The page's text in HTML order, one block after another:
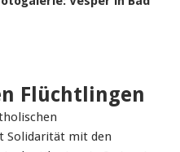
Flüchtlingen
Solidarität mit den